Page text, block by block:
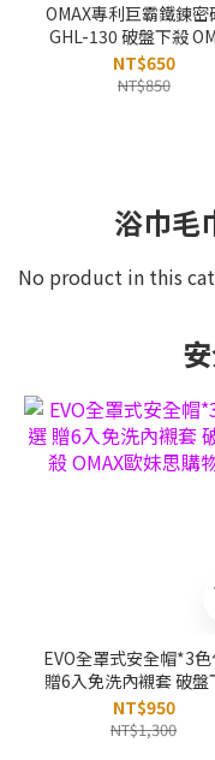
OMAX專利巨霸鐵鍊密
GHL-130 破盤下殺
歐妹思購物網
NT$650
NT$850
浴巾毛
No product in this
EVO全罩式安全帽*3
贈6入免洗內襯套 破盤
OMAX歐妹思購物網
NT$950
NT$1,300